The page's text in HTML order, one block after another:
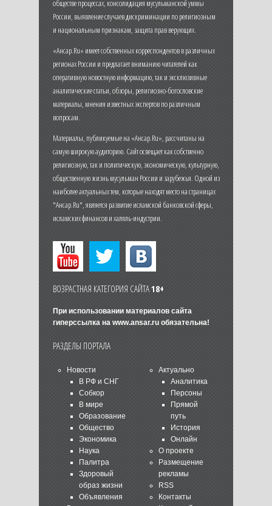
обществе процессах, консолидация мусульманской уммы
России, выявление случаев дискриминации по религиозным
и национальным признакам, защита прав верующих.
«Ансар.Ru» имеет собственных корреспондентов в различных
регионах России и предлагает вниманию читателей как
оперативную новостную информацию, так и эксклюзивные
аналитические статьи, обзоры, религиозно-богословские
материалы, мнения известных экспертов по различным
вопросам.
Материалы, публикуемые на «Ансар.Ru», рассчитаны на
самую широкую аудиторию. Сайт освещает как собственно
религиозную, так и политическую, экономическую, культурную,
общественную жизнь мусульман России и зарубежья. Одной из
наиболее актуальных тем, которые находят место на страницах
"Ансар.Ru", является развитие исламской банковской сферы,
исламских финансов и халяль-индустрии.
ВОЗРАСТНАЯ КАТЕГОРИЯ САЙТА18+
При использовании материалов сайта
гиперссылка на www.ansar.ruобязательна!
РАЗДЕЛЫ ПОРТАЛА
Новости
В РФ и СНГ
Собкор
В мире
Образование
Общество
Экономика
Наука
Палитра
Здоровый
образ жизни
Объявления
Актуально
Аналитика
Персоны
Прямой
путь
История
Онлайн
О проекте
Размещение
рекламы
RSS
Контакты